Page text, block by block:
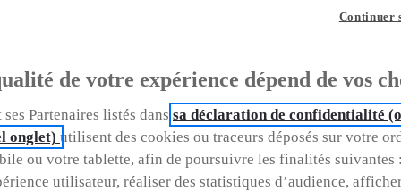
d'occasion (toutes
l'occasion idéale : Réservez-la
de votre expérience dépend de vos
Partenaires listés dans sa déclaration de confidentialité
onglet) utilisent des cookies ou traceurs déposés sur votre
ou votre tablette, afin de poursuivre les finalités suivantes
utilisateur, réaliser des statistiques d’audience,
Continuer